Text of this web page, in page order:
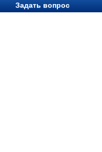
Задать вопрос